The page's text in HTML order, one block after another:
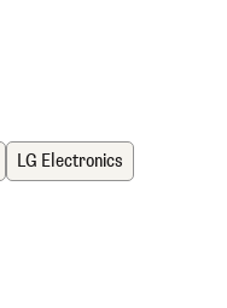
LG Electronics